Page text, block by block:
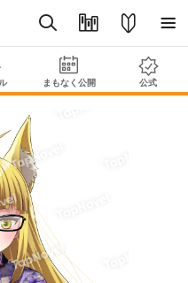
まもなく公開 公式